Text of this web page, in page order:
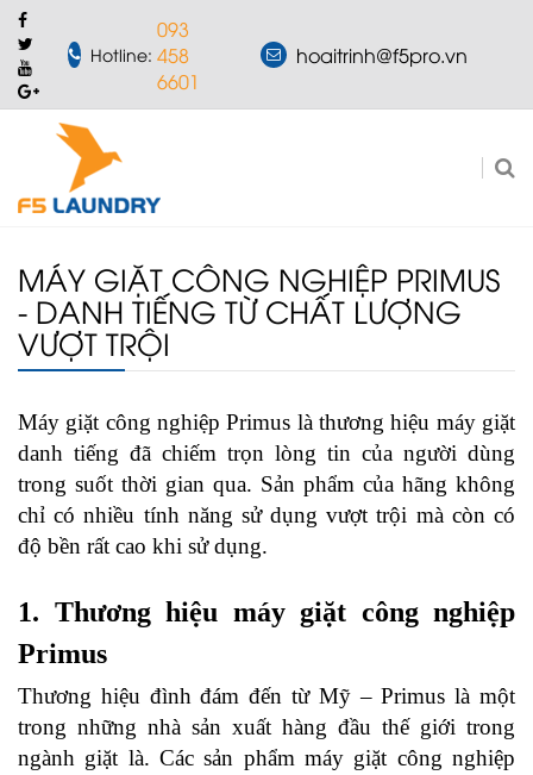
Hotline:
093
458
6601
hoaitrinh@f5pro.vn
MÁY GIẶT CÔNG NGHIỆP PRIMUS
- DANH TIẾNG TỪ CHẤT LƯỢNG
VƯỢT TRỘI
Máy giặt công nghiệp Primus là thương hiệu máy giặt
danh tiếng đã chiếm trọn lòng tin của người dùng
trong suốt thời gian qua. Sản phẩm của hãng không
chỉ có nhiều tính năng sử dụng vượt trội mà còn có
độ bền rất cao khi sử dụng.
1. Thương hiệu máy giặt công nghiệp
Primus
Thương hiệu đình đám đến từ Mỹ – Primus là một
trong những nhà sản xuất hàng đầu thế giới trong
ngành giặt là. Các sản phẩm máy giặt công nghiệp